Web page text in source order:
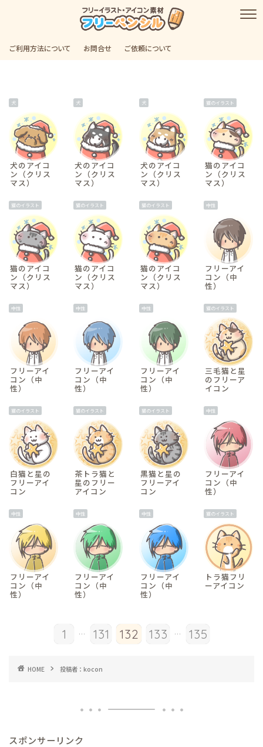
ご利用方法について お問合せ ご依頼について
犬
犬のアイコ
ン（クリス
マス）
犬
犬のアイコ
ン（クリス
マス）
犬
犬のアイコ
ン（クリス
マス）
猫のイラスト
猫のアイコ
ン（クリス
マス）
猫のイラスト
猫のアイコ
ン（クリス
マス）
猫のイラスト
猫のアイコ
ン（クリス
マス）
猫のイラスト
猫のアイコ
ン（クリス
マス）
中性
フリーアイ
コン（中
性）
中性
フリーアイ
コン（中
性）
中性
フリーアイ
コン（中
性）
中性
フリーアイ
コン（中
性）
猫のイラスト
三毛猫と星
のフリーア
イコン
猫のイラスト
白猫と星の
フリーアイ
コン
猫のイラスト
茶トラ猫と
星のフリー
アイコン
猫のイラスト
黒猫と星の
フリーアイ
コン
中性
フリーアイ
コン（中
性）
中性
フリーアイ
コン（中
性）
中性
フリーアイ
コン（中
性）
中性
フリーアイ
コン（中
性）
猫のイラスト
トラ猫フリ
ーアイコン
1 ... 131 132 133 ... 135
HOME 投稿者：kocon
スポンサーリンク